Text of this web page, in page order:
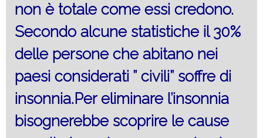
non è totale come essi credono.
Secondo alcune statistiche il 30%
delle persone che abitano nei
paesi considerati ” civili” soffre di
insonnia.Per eliminare l’insonnia
bisognerebbe scoprire le cause